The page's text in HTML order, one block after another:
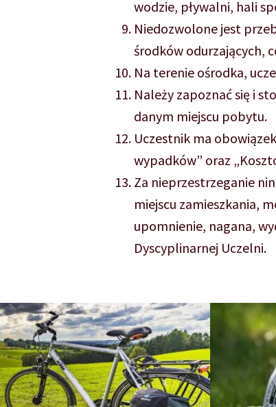
wodzie, pływalni, hali
Niedozwolone jest
środków odurzających,
Na terenie ośrodka,
Należy zapoznać się i
danym miejscu pobytu.
Uczestnik ma
wypadków” oraz
Za nieprzestrzeganie
miejscu zamieszkania,
upomnienie, nagana,
Dyscyplinarnej Uczelni.